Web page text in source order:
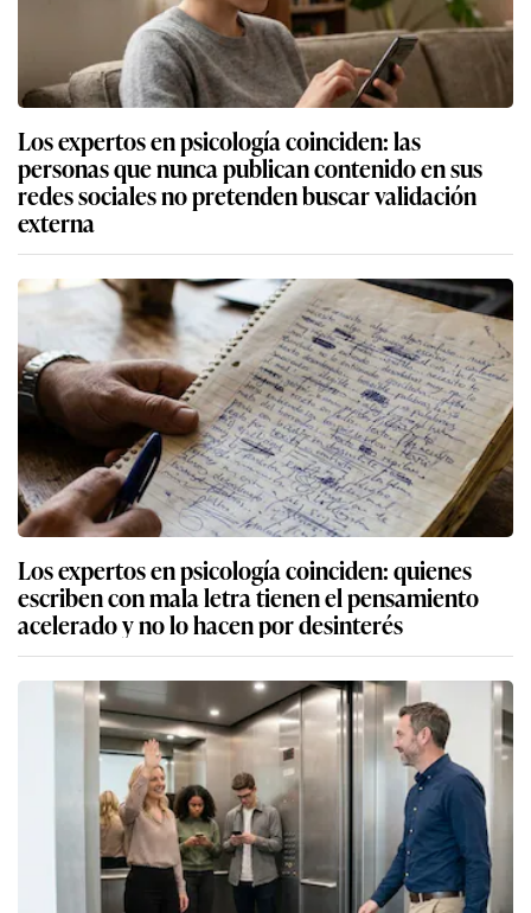
Los expertos en psicología coinciden: las
personas que nunca publican contenido en sus
redes sociales no pretenden buscar validación
externa
Los expertos en psicología coinciden: quienes
escriben con mala letra tienen el pensamiento
acelerado y no lo hacen por desinterés